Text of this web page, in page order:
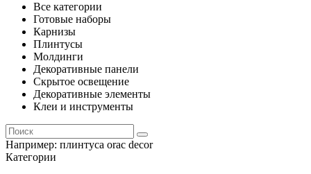
Все категории
Готовые наборы
Карнизы
Плинтусы
Молдинги
Декоративные панели
Скрытое освещение
Декоративные элементы
Клеи и инструменты
Например: плинтуса orac decor
Категории